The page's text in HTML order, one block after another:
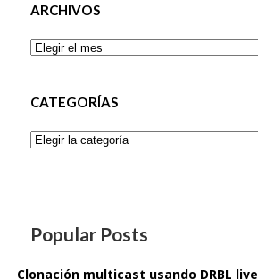
ARCHIVOS
Archivos
CATEGORÍAS
Categorías
Popular Posts
Clonación multicast usando DRBL live